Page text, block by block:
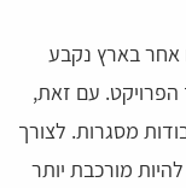
אחר בארץ נקבע
הפרויקט. עם זאת,
מסגרות. לצורך
מורכבת יותר